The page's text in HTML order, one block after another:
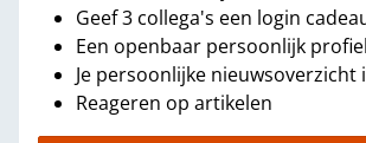
Geef 3 collega's een login
Een openbaar persoonlijk profiel
Je persoonlijke nieuwsoverzicht
Reageren op artikelen